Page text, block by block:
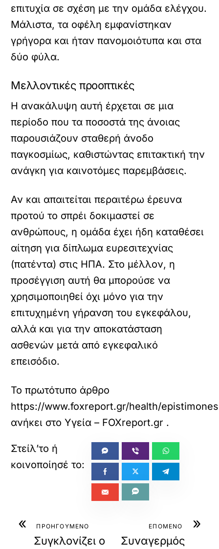
επιτυχία σε σχέση με την ομάδα ελέγχου.
Μάλιστα, τα οφέλη εμφανίστηκαν
γρήγορα και ήταν πανομοιότυπα και στα
δύο φύλα.
Μελλοντικές προοπτικές
Η ανακάλυψη αυτή έρχεται σε μια
περίοδο που τα ποσοστά της άνοιας
παρουσιάζουν σταθερή άνοδο
παγκοσμίως, καθιστώντας επιτακτική την
ανάγκη για καινοτόμες παρεμβάσεις.
Αν και απαιτείται περαιτέρω έρευνα
προτού το σπρέι δοκιμαστεί σε
ανθρώπους, η ομάδα έχει ήδη καταθέσει
αίτηση για δίπλωμα ευρεσιτεχνίας
(πατέντα) στις ΗΠΑ. Στο μέλλον, η
προσέγγιση αυτή θα μπορούσε να
χρησιμοποιηθεί όχι μόνο για την
επιτυχημένη γήρανση του εγκεφάλου,
αλλά και για την αποκατάσταση
ασθενών μετά από εγκεφαλικό
επεισόδιο.
Το πρωτότυπο άρθρο
https://www.foxreport.gr/health/
ανήκει στοΥγεία – FOXreport.gr .
« ΠΡΟΗΓΟΥΜΕΝΟ
Συγκλονίζει ο
»
ΕΠΟΜΕΝΟ
Συναγερμός